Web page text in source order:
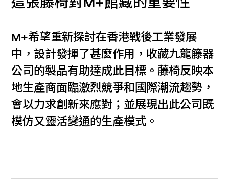
M+希望重新探討在香港戰後工業發展
中，設計發揮了甚麼作用，收藏九龍籐器
公司的製品有助達成此目標。藤椅反映本
地生產商面臨激烈競爭和國際潮流趨勢，
會以力求創新來應對；並展現出此公司既
模仿又靈活變通的生產模式。